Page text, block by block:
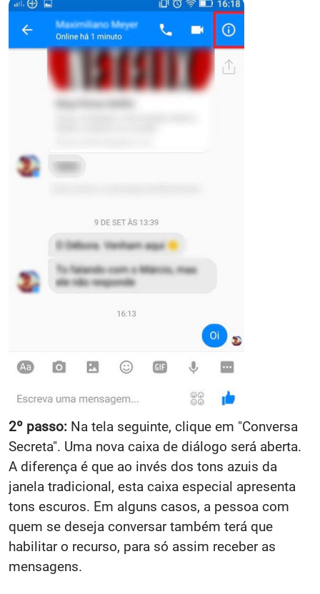
2º passo: Na tela seguinte, clique em "Conversa
Secreta". Uma nova caixa de diálogo será aberta.
A diferença é que ao invés dos tons azuis da
janela tradicional, esta caixa especial apresenta
tons escuros. Em alguns casos, a pessoa com
quem se deseja conversar também terá que
habilitar o recurso, para só assim receber as
mensagens.